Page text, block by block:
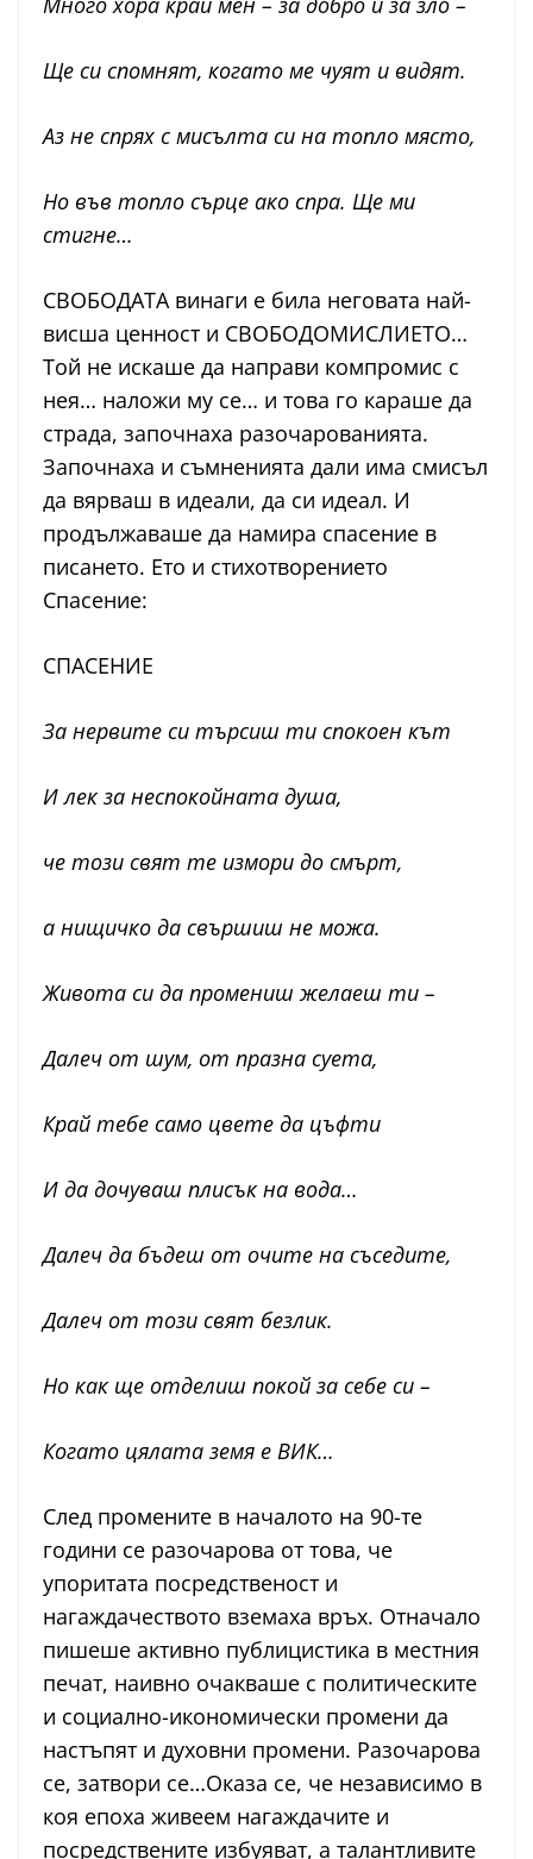
Ще си спомнят, когато ме чуят и видят.
Аз не спрях с мисълта си на топло място,
Но във топло сърце ако спра. Ще ми
стигне…
СВОБОДАТА винаги е била неговата най-
висша ценност и СВОБОДОМИСЛИЕТО…
Той не искаше да направи компромис с
нея… наложи му се… и това го караше да
страда, започнаха разочарованията.
Започнаха и съмненията дали има смисъл
да вярваш в идеали, да си идеал. И
продължаваше да намира спасение в
писането. Ето и стихотворението
Спасение:
СПАСЕНИЕ
За нервите си търсиш ти спокоен кът
И лек за неспокойната душа,
че този свят те измори до смърт,
а нищичко да свършиш не можа.
Живота си да промениш желаеш ти –
Далеч от шум, от празна суета,
Край тебе само цвете да цъфти
И да дочуваш плисък на вода…
Далеч да бъдеш от очите на съседите,
Далеч от този свят безлик.
Но как ще отделиш покой за себе си –
Когато цялата земя е ВИК…
След промените в началото на 90-те
години се разочарова от това, че
упоритата посредственост и
нагаждачеството вземаха връх. Отначало
пишеше активно публицистика в местния
печат, наивно очакваше с политическите
и социално-икономически промени да
настъпят и духовни промени. Разочарова
се, затвори се…Оказа се, че независимо в
коя епоха живеем нагаждачите и
посредствените избуяват, а талантливите